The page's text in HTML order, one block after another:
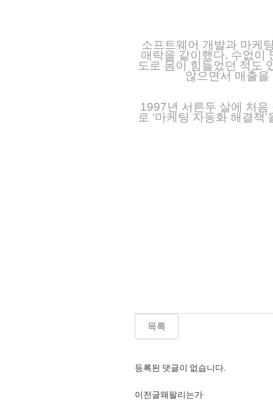
소프트웨어 개발과 마케
애락을 같이했다. 수없이
도로 몸이 힘들었던 적도
않으면서 매출
1997년 서른두 살에 처
로 ‘마케팅 자동화 해결
목록
등록된 댓글이 없습니다.
이전글왜팔리는가